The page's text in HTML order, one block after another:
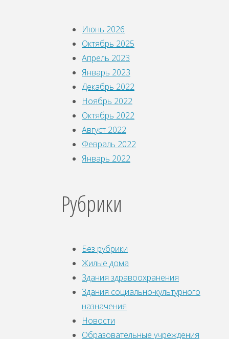
Июнь 2026
Октябрь 2025
Апрель 2023
Январь 2023
Декабрь 2022
Ноябрь 2022
Октябрь 2022
Август 2022
Февраль 2022
Январь 2022
Рубрики
Без рубрики
Жилые дома
Здания здравоохранения
Здания социально-культурного
назначения
Новости
Образовательные учреждения